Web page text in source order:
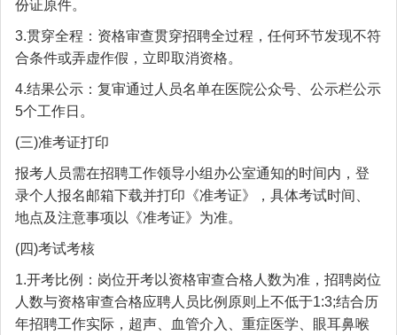
份证原件。
3.贯穿全程：资格审查贯穿招聘全过程，任何环节发现不符
合条件或弄虚作假，立即取消资格。
4.结果公示：复审通过人员名单在医院公众号、公示栏公示
5个工作日。
(三)准考证打印
报考人员需在招聘工作领导小组办公室通知的时间内，登
录个人报名邮箱下载并打印《准考证》，具体考试时间、
地点及注意事项以《准考证》为准。
(四)考试考核
1.开考比例：岗位开考以资格审查合格人数为准，招聘岗位
人数与资格审查合格应聘人员比例原则上不低于1:3;结合历
年招聘工作实际，超声、血管介入、重症医学、眼耳鼻喉